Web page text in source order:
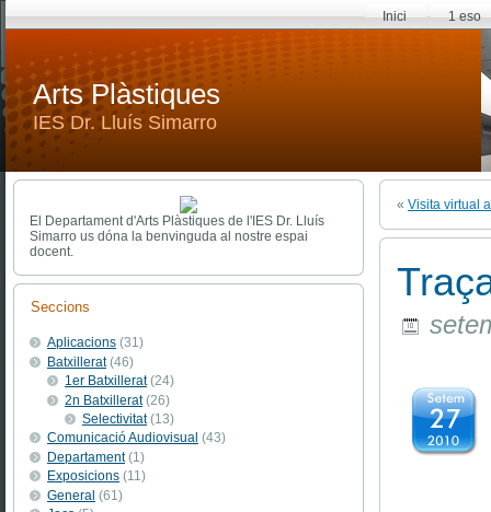
Inici 1 eso
Arts Plàstiques
IES Dr. Lluís Simarro
El Departament d'Arts Plàstiques de l'IES Dr. Lluís
Simarro us dóna la benvinguda al nostre espai
docent.
Seccions
Aplicacions (31)
Batxillerat(46)
1er Batxillerat(24)
2n Batxillerat(26)
Selectivitat(13)
Comunicació Audiovisual (43)
Departament(1)
Exposicions (11)
General (61)
« Visita virtual